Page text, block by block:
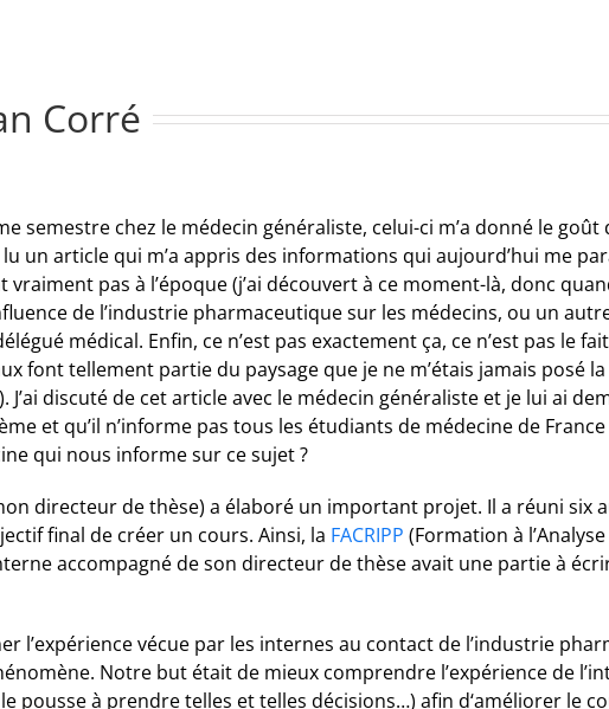
Corré
semestre chez le médecin généraliste, celui-ci m’a donné le goût
lu un article qui m’a appris des informations qui aujourd’hui me
vraiment pas à l’époque (j’ai découvert à ce moment-là, donc
de l’industrie pharmaceutique sur les médecins, ou un
médical. Enfin, ce n’est pas exactement ça, ce n’est pas le
font tellement partie du paysage que je ne m’étais jamais posé
J’ai discuté de cet article avec le médecin généraliste et je lui ai
et qu’il n’informe pas tous les étudiants de médecine de France
qui nous informe sur ce sujet ?
directeur de thèse) a élaboré un important projet. Il a réuni six
final de créer un cours. Ainsi, la FACRIPP (Formation à
accompagné de son directeur de thèse avait une partie à
l’expérience vécue par les internes au contact de l’industrie
Notre but était de mieux comprendre l’expérience de
pousse à prendre telles et telles décisions…) afin d‘améliorer le